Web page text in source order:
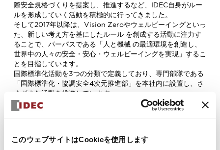
このウェブサイトはCookieを使用します
際安全規格づくりを提案し、推進するなど、IDEC自身がルー
ルを形成していく活動を積極的に行ってきました。
そして2017年以降は、Vision Zeroやウェルビーイングといっ
た、新しい考え方を基にしたルール を創成する活動に注力す
ることで、パーパスである「人と機械 の最適環境を創造し、
世界中の人々の安全・安心・ウェルビーイングを実現」するこ
とを目指しています。
国際標準化活動を3つの分類で定義しており、専門部隊である
「国際標準化・協調安全4次元推進部」を本社内に設置し、さ
まざまな活動を推進しています。
3つの中でも特に、日本のリーダーシップで世界に提唱する、
「創成型」や「先行型」 の国際標準化活動に注力しており、